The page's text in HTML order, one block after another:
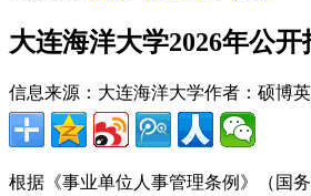
大连海洋大学2026年公
信息来源：大连海洋大学作者：硕博
根据《事业单位人事管理条例》（国